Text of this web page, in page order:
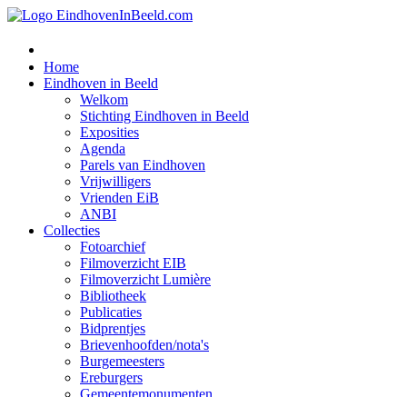
Home
Eindhoven in Beeld
Welkom
Stichting Eindhoven in Beeld
Exposities
Agenda
Parels van Eindhoven
Vrijwilligers
Vrienden EiB
ANBI
Collecties
Fotoarchief
Filmoverzicht EIB
Filmoverzicht Lumière
Bibliotheek
Publicaties
Bidprentjes
Brievenhoofden/nota's
Burgemeesters
Ereburgers
Gemeentemonumenten